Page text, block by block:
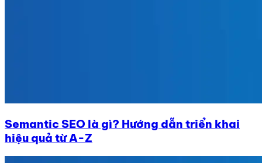
Semantic SEO là gì? Hướng dẫn triển khai
hiệu quả từ A-Z